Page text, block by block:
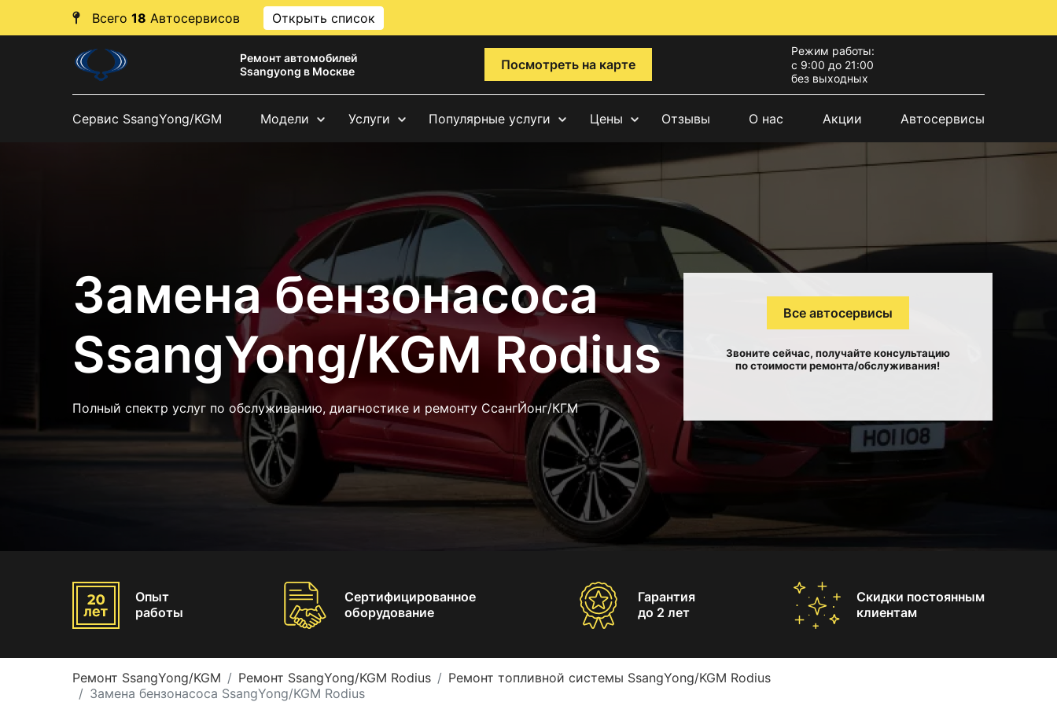
Всего 18 Автосервисов Открыть список
Ремонт автомобилей
Ssangyong в Москве
Посмотреть на карте
Режим работы:
с 9:00 до 21:00
без выходных
Сервис SsangYong/KGM Модели Услуги Популярные услуги Цены Отзывы О нас Акции Автосервисы
Замена бензонасоса
SsangYong/KGM Rodius
Полный спектр услуг по обслуживанию, диагностике и ремонту СсангЙонг/КГМ
Все автосервисы
Звоните сейчас, получайте консультацию
по стоимости ремонта/обслуживания!
Опыт
работы
Сертифицированное
оборудование
Гарантия
до 2 лет
Скидки постоянным
клиентам
Ремонт SsangYong/KGM Ремонт SsangYong/KGM Rodius
Ремонт топливной системы SsangYong/KGM Rodius
Замена бензонасоса SsangYong/KGM Rodius